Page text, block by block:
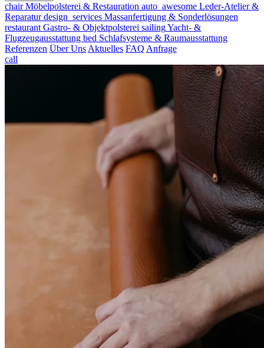
chairMöbelpolsterei & Restauration auto_awesome Leder-Atelier &
Reparaturdesign_services Massanfertigung & Sonderlösungen
restaurant Gastro- & Objektpolsterei sailingYacht- &
Flugzeugausstattung bed Schlafsysteme & Raumausstattung
Referenzen Über Uns Aktuelles FAQ Anfrage
call